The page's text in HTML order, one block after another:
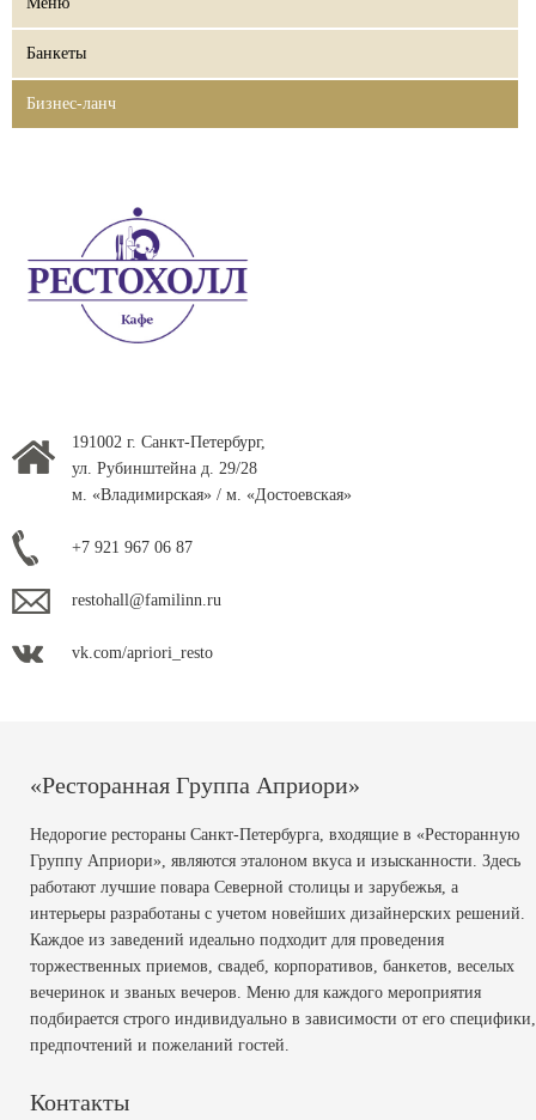
Банкеты
Бизнес-ланч
191002 г. Санкт-Петербург,
ул. Рубинштейна д. 29/28
м. «Владимирская» / м. «Достоевская»
+7 921 967 06 87
restohall@familinn.ru
vk.com/apriori_resto
«Ресторанная Группа Априори»
Недорогие рестораны Санкт-Петербурга, входящие в «Ресторанную
Группу Априори», являются эталоном вкуса и изысканности. Здесь
работают лучшие повара Северной столицы и зарубежья, а
интерьеры разработаны с учетом новейших дизайнерских решений.
Каждое из заведений идеально подходит для проведения
торжественных приемов, свадеб, корпоративов, банкетов, веселых
вечеринок и званых вечеров. Меню для каждого мероприятия
подбирается строго индивидуально в зависимости от его специфики,
предпочтений и пожеланий гостей.
Контакты